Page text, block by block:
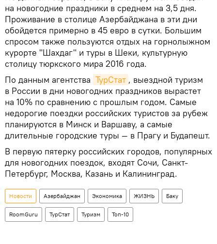
на новогодние праздники в среднем на 3,5 дня.
Проживание в столице Азербайджана в эти дни
обойдется примерно в 45 евро в сутки. Большим
спросом также пользуются отдых на горнолыжном
курорте "Шахдаг" и туры в Шеки, культурную
столицу тюркского мира 2016 года.
По данным агентства ТурСтат , выездной туризм
в России в дни новогодних праздников вырастет
на 10% по сравнению с прошлым годом. Самые
недорогие поездки российских туристов за рубеж
планируются в Минск и Варшаву, а самые
длительные городские туры — в Прагу и Будапешт.
В первую пятерку российских городов, популярных
для новогодних поездок, входят Сочи, Санкт-
Петербург, Москва, Казань и Калининград.
Новости Азербайджан Экономика ЖИЗНЬ Баку
RoomGuru ТурСтат Туризм Топ-10